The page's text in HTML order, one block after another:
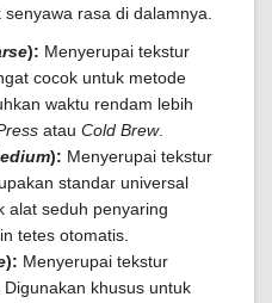
rasa di dalamnya.
): Menyerupai tekstur
cocok untuk metode
waktu rendam lebih
atau Cold Brew.
): Menyerupai tekstur
standar universal
alat seduh penyaring
tetes otomatis.
): Menyerupai tekstur
khusus untuk